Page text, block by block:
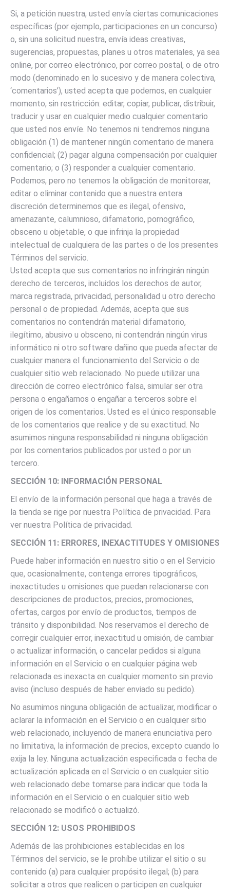
Si, a petición nuestra, usted envía ciertas comunicaciones
específicas (por ejemplo, participaciones en un concurso)
o, sin una solicitud nuestra, envía ideas creativas,
sugerencias, propuestas, planes u otros materiales, ya sea
online, por correo electrónico, por correo postal, o de otro
modo (denominado en lo sucesivo y de manera colectiva,
‘comentarios’), usted acepta que podemos, en cualquier
momento, sin restricción: editar, copiar, publicar, distribuir,
traducir y usar en cualquier medio cualquier comentario
que usted nos envíe. No tenemos ni tendremos ninguna
obligación (1) de mantener ningún comentario de manera
confidencial; (2) pagar alguna compensación por cualquier
comentario; o (3) responder a cualquier comentario.
Podemos, pero no tenemos la obligación de monitorear,
editar o eliminar contenido que a nuestra entera
discreción determinemos que es ilegal, ofensivo,
amenazante, calumnioso, difamatorio, pornográfico,
obsceno u objetable, o que infrinja la propiedad
intelectual de cualquiera de las partes o de los presentes
Términos del servicio.
Usted acepta que sus comentarios no infringirán ningún
derecho de terceros, incluidos los derechos de autor,
marca registrada, privacidad, personalidad u otro derecho
personal o de propiedad. Además, acepta que sus
comentarios no contendrán material difamatorio,
ilegítimo, abusivo u obsceno, ni contendrán ningún virus
informático ni otro software dañino que pueda afectar de
cualquier manera el funcionamiento del Servicio o de
cualquier sitio web relacionado. No puede utilizar una
dirección de correo electrónico falsa, simular ser otra
persona o engañarnos o engañar a terceros sobre el
origen de los comentarios. Usted es el único responsable
de los comentarios que realice y de su exactitud. No
asumimos ninguna responsabilidad ni ninguna obligación
por los comentarios publicados por usted o por un
tercero.
SECCIÓN 10: INFORMACIÓN PERSONAL
El envío de la información personal que haga a través de
la tienda se rige por nuestra Política de privacidad. Para
ver nuestra Política de privacidad.
SECCIÓN 11: ERRORES, INEXACTITUDES Y OMISIONES
Puede haber información en nuestro sitio o en el Servicio
que, ocasionalmente, contenga errores tipográficos,
inexactitudes u omisiones que puedan relacionarse con
descripciones de productos, precios, promociones,
ofertas, cargos por envío de productos, tiempos de
tránsito y disponibilidad. Nos reservamos el derecho de
corregir cualquier error, inexactitud u omisión, de cambiar
o actualizar información, o cancelar pedidos si alguna
información en el Servicio o en cualquier página web
relacionada es inexacta en cualquier momento sin previo
aviso (incluso después de haber enviado su pedido).
No asumimos ninguna obligación de actualizar, modificar o
aclarar la información en el Servicio o en cualquier sitio
web relacionado, incluyendo de manera enunciativa pero
no limitativa, la información de precios, excepto cuando lo
exija la ley. Ninguna actualización especificada o fecha de
actualización aplicada en el Servicio o en cualquier sitio
web relacionado debe tomarse para indicar que toda la
información en el Servicio o en cualquier sitio web
relacionado se modificó o actualizó.
SECCIÓN 12: USOS PROHIBIDOS
Además de las prohibiciones establecidas en los
Términos del servicio, se le prohíbe utilizar el sitio o su
contenido (a) para cualquier propósito ilegal; (b) para
solicitar a otros que realicen o participen en cualquier